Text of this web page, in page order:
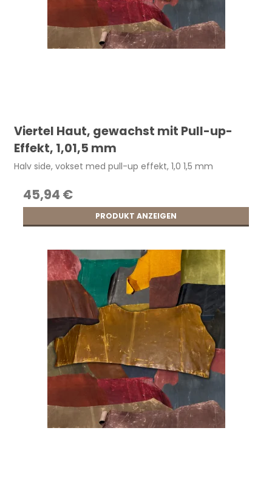
Viertel Haut, gewachst mit Pull-up-
Effekt, 1,01,5 mm
Halv side, vokset med pull-up effekt, 1,0 1,5 mm
45,94 €
PRODUKT ANZEIGEN